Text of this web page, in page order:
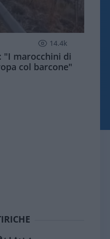
14.4k
"I marocchini di
col barcone"